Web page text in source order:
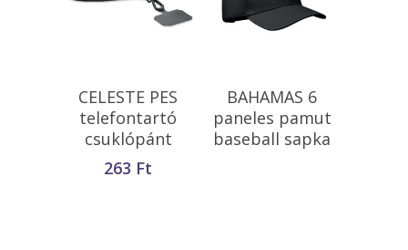
Kosárba
Teszem
CELESTE PES
telefontartó
csuklópánt
263 Ft
Tovább Olvasom
BAHAMAS 6
paneles pamut
baseball sapka